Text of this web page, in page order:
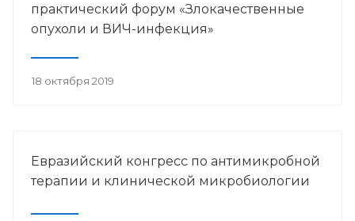
практический форум «Злокачественные
опухоли и ВИЧ-инфекция»
18 октября 2019
Евразийский конгресс по антимикробной
терапии и клинической микробиологии